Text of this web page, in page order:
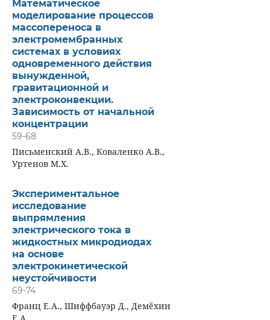
Математическое
моделирование процессов
массопереноса в
электромембранных
системах в условиях
одновременного действия
вынужденной,
гравитационной и
электроконвекции.
Зависимость от начальной
концентрации
59-68
Письменский А.В., Коваленко А.В.,
Уртенов М.Х.
Экспериментальное
исследование
выпрямления
электрического тока в
жидкостных микродиодах
на основе
электрокинетической
неустойчивости
69-74
Франц Е.А., Шиффбауэр Д., Демёхин